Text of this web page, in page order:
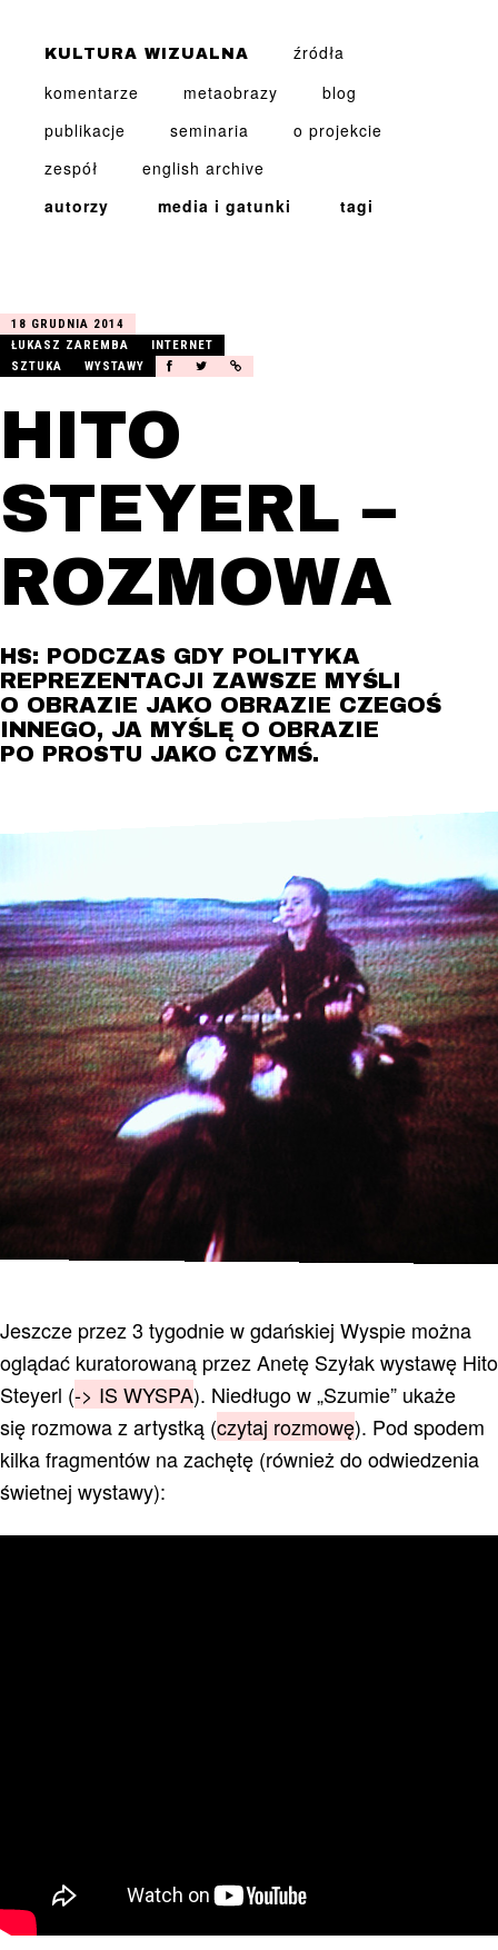
KULTURA WIZUALNA
źródła
komentarze
metaobrazy
blog
publikacje
seminaria
o projekcie
zespół
english archive
autorzy
media i gatunki
tagi
KUREK
18 GRUDNIA 2014
ŁUKASZ ZAREMBA
INTERNET
SZTUKA
WYSTAWY
HITO
STEYERL –
ROZMOWA
HS: PODCZAS GDY POLITYKA
REPREZENTACJI ZAWSZE MYŚLI
O OBRAZIE JAKO OBRAZIE CZEGOŚ
INNEGO, JA MYŚLĘ O OBRAZIE
PO PROSTU JAKO CZYMŚ.
Jeszcze przez 3 tygodnie w gdańskiej Wyspie można
oglądać kuratorowaną przez Anetę Szyłak wystawę Hito
Steyerl (-> IS WYSPA). Niedługo w „Szumie” ukaże
się rozmowa z artystką (czytaj rozmowę). Pod spodem
kilka fragmentów na zachętę (również do odwiedzenia
świetnej wystawy):